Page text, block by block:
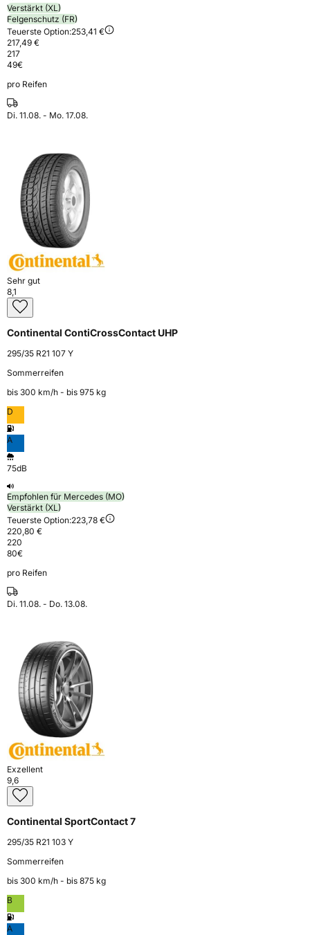
Verstärkt (XL)
Felgenschutz (FR)
Teuerste Option:253,41 €
217,49 €
217
49€
pro Reifen
Di. 11.08. - Mo. 17.08.
Sehr gut
8,1
Continental ContiCrossContact UHP
295/35 R21 107 Y
Sommerreifen
bis 300 km⁠/⁠h - bis 975 kg
D
A
75dB
Empfohlen für Mercedes (MO)
Verstärkt (XL)
Teuerste Option:223,78 €
220,80 €
220
80€
pro Reifen
Di. 11.08. - Do. 13.08.
Exzellent
9,6
Continental SportContact 7
295/35 R21 103 Y
Sommerreifen
bis 300 km⁠/⁠h - bis 875 kg
B
A